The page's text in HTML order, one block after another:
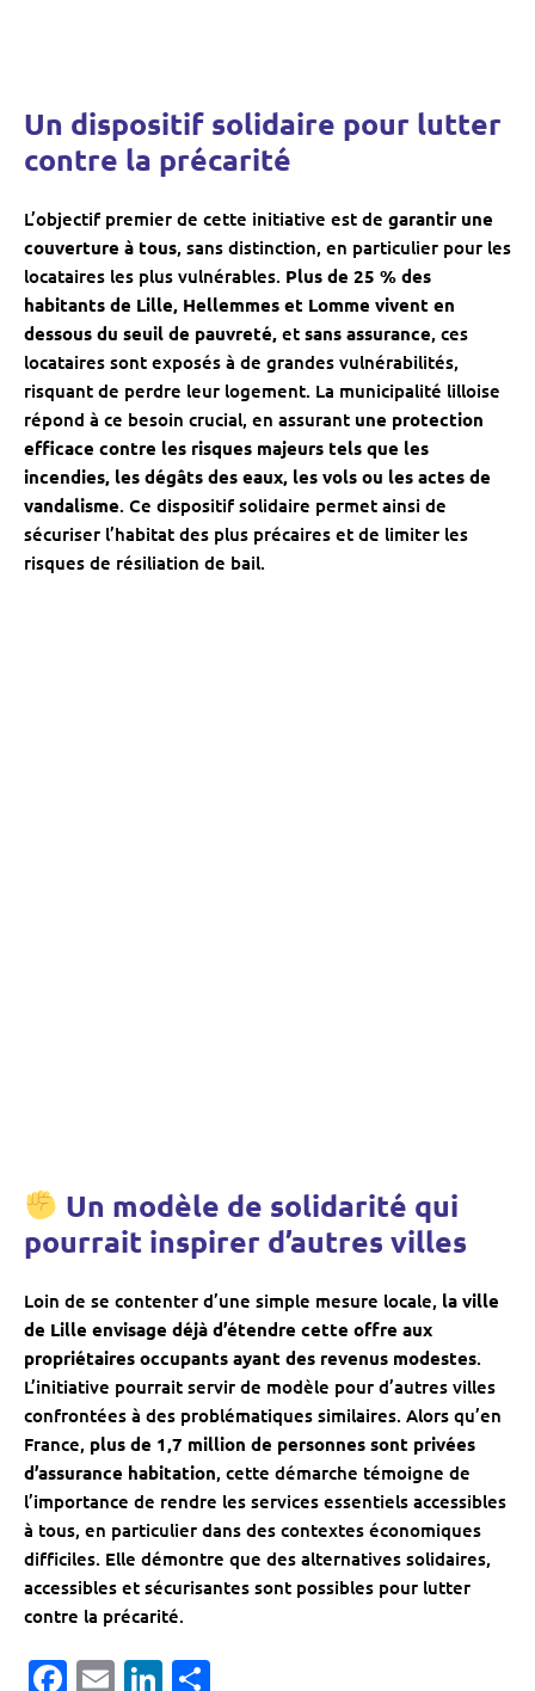
Un dispositif solidaire pour lutter
contre la précarité
L’objectif premier de cette initiative est de garantir une
couverture à tous, sans distinction, en particulier pour les
locataires les plus vulnérables. Plus de 25 % des
habitants de Lille, Hellemmes et Lomme vivent en
dessous du seuil de pauvreté, et sans assurance, ces
locataires sont exposés à de grandes vulnérabilités,
risquant de perdre leur logement. La municipalité lilloise
répond à ce besoin crucial, en assurant une protection
efficace contre les risques majeurs tels que les
incendies, les dégâts des eaux, les vols ou les actes de
vandalisme. Ce dispositif solidaire permet ainsi de
sécuriser l’habitat des plus précaires et de limiter les
risques de résiliation de bail.
Un modèle de solidarité qui
pourrait inspirer d’autres villes
Loin de se contenter d’une simple mesure locale, la ville
de Lille envisage déjà d’étendre cette offre aux
propriétaires occupants ayant des revenus modestes.
L’initiative pourrait servir de modèle pour d’autres villes
confrontées à des problématiques similaires. Alors qu’en
France, plus de 1,7 million de personnes sont privées
d’assurance habitation, cette démarche témoigne de
l’importance de rendre les services essentiels accessibles
à tous, en particulier dans des contextes économiques
difficiles. Elle démontre que des alternatives solidaires,
accessibles et sécurisantes sont possibles pour lutter
contre la précarité.
Facebook
EmailLinkedIn